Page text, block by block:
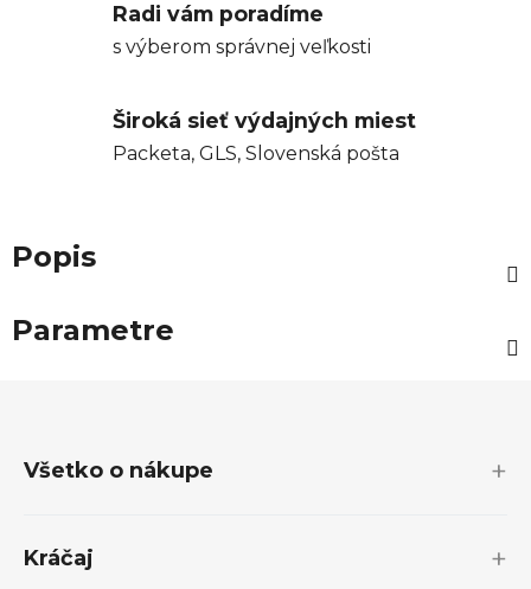
Radi vám poradíme
s výberom správnej veľkosti
Široká sieť výdajných miest
Packeta, GLS, Slovenská pošta
Popis
Parametre
Všetko o nákupe
Kráčaj